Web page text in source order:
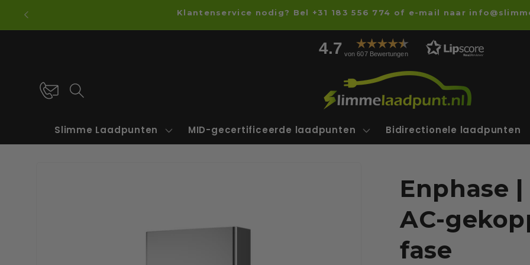
zum
Inhalt
Klantenservice nodig? Bel +31 183 556 774 of e-mail naar
4.7 von 607 Bewertungen
Slimme Laadpunten MID-gecertificeerde laadpunten Bidirectionele laadpunten
Enphase
AC-
fase